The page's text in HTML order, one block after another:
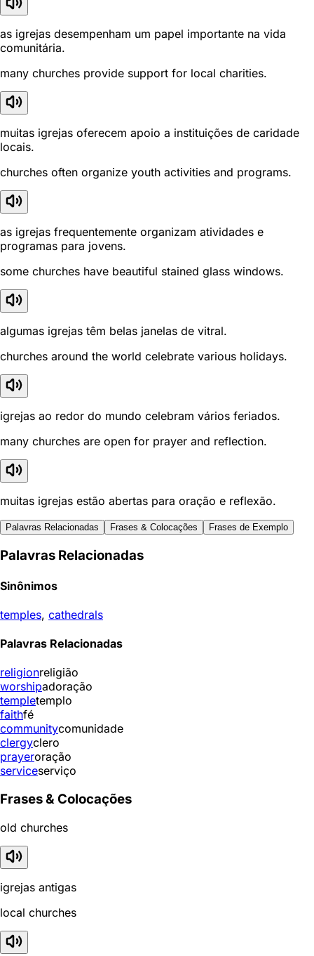
as igrejas desempenham um papel importante na vida
comunitária.
many churches provide support for local charities.
muitas igrejas oferecem apoio a instituições de caridade
locais.
churches often organize youth activities and programs.
as igrejas frequentemente organizam atividades e
programas para jovens.
some churches have beautiful stained glass windows.
algumas igrejas têm belas janelas de vitral.
churches around the world celebrate various holidays.
igrejas ao redor do mundo celebram vários feriados.
many churches are open for prayer and reflection.
muitas igrejas estão abertas para oração e reflexão.
Palavras Relacionadas Frases & Colocações Frases de Exemplo
Palavras Relacionadas
Sinônimos
temples, cathedrals
Palavras Relacionadas
religionreligião
worshipadoração
templetemplo
faithfé
communitycomunidade
clergyclero
prayeroração
serviceserviço
Frases & Colocações
old churches
igrejas antigas
local churches